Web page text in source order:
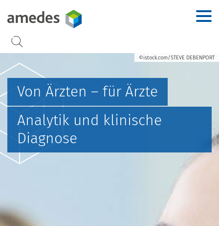
©istock.com/STEVE DEBENPORT
Von Ärzten – für Ärzte
Analytik und klinische
Diagnose